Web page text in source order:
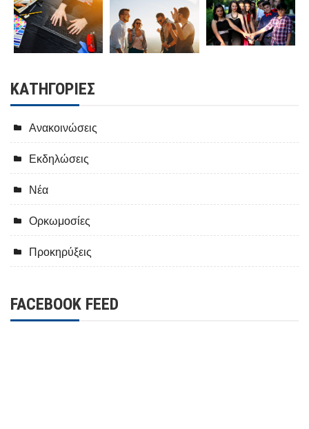
KΑΤΗΓΟΡΊΕΣ
Ανακοινώσεις
Εκδηλώσεις
Νέα
Ορκωμοσίες
Προκηρύξεις
FACEBOOK FEED